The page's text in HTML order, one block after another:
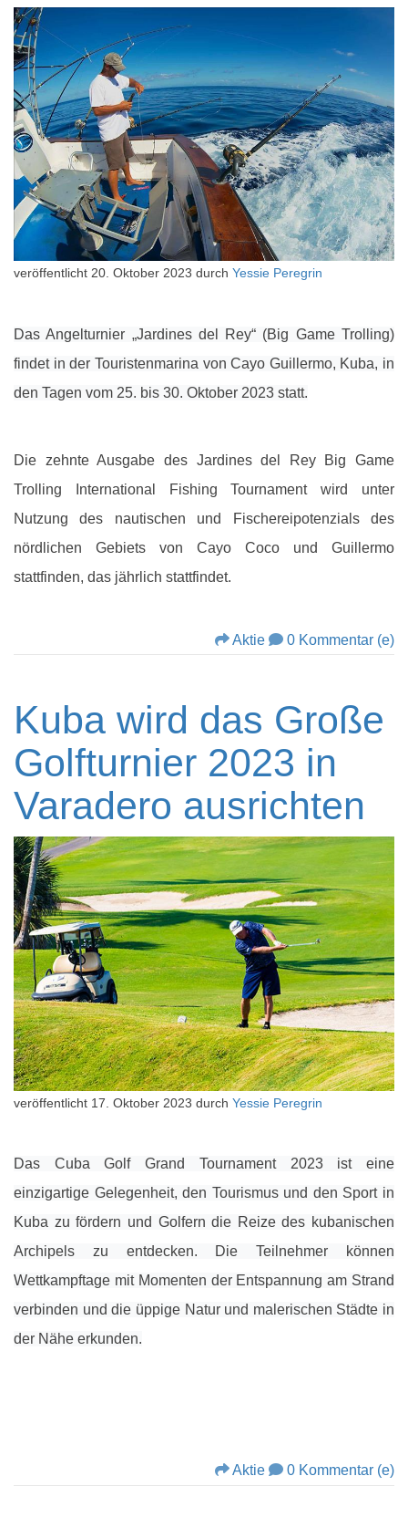
veröffentlicht 20. Oktober 2023 durch Yessie Peregrin
Das Angelturnier „Jardines del Rey“ (Big Game Trolling)
findet in der Touristenmarina von Cayo Guillermo, Kuba, in
den Tagen vom 25. bis 30. Oktober 2023 statt.
Die zehnte Ausgabe des Jardines del Rey Big Game
Trolling International Fishing Tournament wird unter
Nutzung des nautischen und Fischereipotenzials des
nördlichen Gebiets von Cayo Coco und Guillermo
stattfinden, das jährlich stattfindet.
Aktie 0 Kommentar (e)
Kuba wird das Große
Golfturnier 2023 in
Varadero ausrichten
veröffentlicht 17. Oktober 2023 durch Yessie Peregrin
Das Cuba Golf Grand Tournament 2023 ist eine
einzigartige Gelegenheit, den Tourismus und den Sport in
Kuba zu fördern und Golfern die Reize des kubanischen
Archipels zu entdecken. Die Teilnehmer können
Wettkampftage mit Momenten der Entspannung am Strand
verbinden und die üppige Natur und malerischen Städte in
der Nähe erkunden.
Aktie 0 Kommentar (e)